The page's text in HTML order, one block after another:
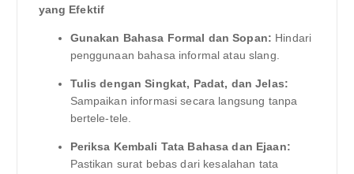
yang Efektif
Gunakan Bahasa Formal dan Sopan: Hindari
penggunaan bahasa informal atau slang.
Tulis dengan Singkat, Padat, dan Jelas:
Sampaikan informasi secara langsung tanpa
bertele-tele.
Periksa Kembali Tata Bahasa dan Ejaan:
Pastikan surat bebas dari kesalahan tata